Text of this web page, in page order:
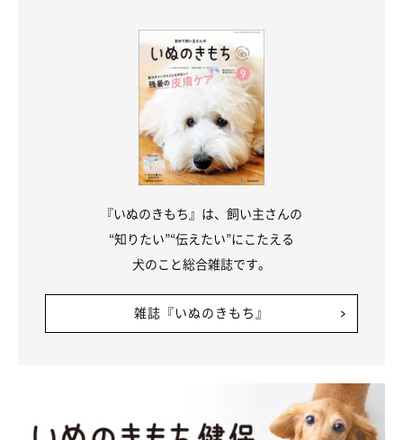
『いぬのきもち』は、飼い主さんの
“知りたい”“伝えたい”にこたえる
犬のこと総合雑誌です。
雑誌『いぬのきもち』